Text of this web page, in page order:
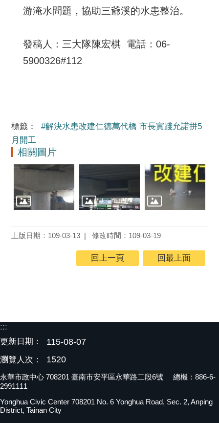
游淹水問題，協助三爺溪的水患整治。
發稿人：三大隊陳宏棋 電話：06-
5900326#112
標籤：
#解決水患改建仁德萬代橋 市長實踐允諾拼5
月開工
相關圖片
上版日期：109-03-13 修改時間：109-03-19
回上一頁 回最上面
:::
更新日期：
115-08-07
瀏覽人次： 1520
永華市政中心 708201 臺南市安平區永華路二段6號 總機：886-6-
2991111
Yonghua Civic Center 708201 No. 6 Yonghua Road, Sec. 2, Anping
District, Tainan City